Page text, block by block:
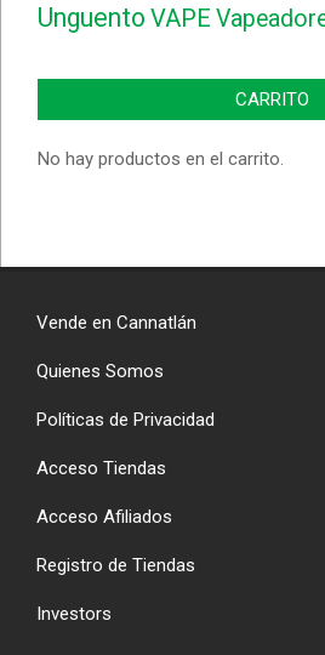
Unguento VAPE
CARRITO
No hay productos en el carrito.
Vende en Cannatlán
Quienes Somos
Políticas de Privacidad
Acceso Tiendas
Acceso Afiliados
Registro de Tiendas
Investors